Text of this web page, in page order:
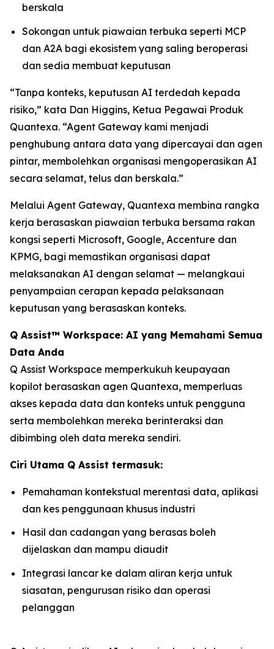
berskala
Sokongan untuk piawaian terbuka seperti MCP
dan A2A bagi ekosistem yang saling beroperasi
dan sedia membuat keputusan
“Tanpa konteks, keputusan AI terdedah kepada
risiko,” kata Dan Higgins, Ketua Pegawai Produk
Quantexa. “Agent Gateway kami menjadi
penghubung antara data yang dipercayai dan agen
pintar, membolehkan organisasi mengoperasikan AI
secara selamat, telus dan berskala.”
Melalui Agent Gateway, Quantexa membina rangka
kerja berasaskan piawaian terbuka bersama rakan
kongsi seperti Microsoft, Google, Accenture dan
KPMG, bagi memastikan organisasi dapat
melaksanakan AI dengan selamat — melangkaui
penyampaian cerapan kepada pelaksanaan
keputusan yang berasaskan konteks.
Q Assist™ Workspace: AI yang Memahami Semua
Data Anda
Q Assist Workspace memperkukuh keupayaan
kopilot berasaskan agen Quantexa, memperluas
akses kepada data dan konteks untuk pengguna
serta membolehkan mereka berinteraksi dan
dibimbing oleh data mereka sendiri.
Ciri Utama Q Assist termasuk:
Pemahaman kontekstual merentasi data, aplikasi
dan kes penggunaan khusus industri
Hasil dan cadangan yang berasas boleh
dijelaskan dan mampu diaudit
Integrasi lancar ke dalam aliran kerja untuk
siasatan, pengurusan risiko dan operasi
pelanggan